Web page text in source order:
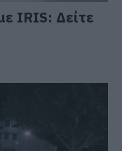
IRIS: Δείτε